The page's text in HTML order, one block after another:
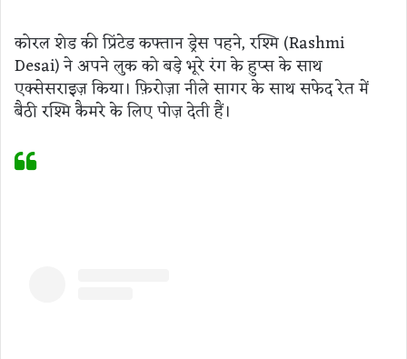
कोरल शेड की प्रिंटेड कफ्तान ड्रेस पहने, रश्मि (Rashmi
Desai) ने अपने लुक को बड़े भूरे रंग के हुप्स के साथ
एक्सेसराइज़ किया। फ़िरोज़ा नीले सागर के साथ सफेद रेत में
बैठी रश्मि कैमरे के लिए पोज़ देती हैं।